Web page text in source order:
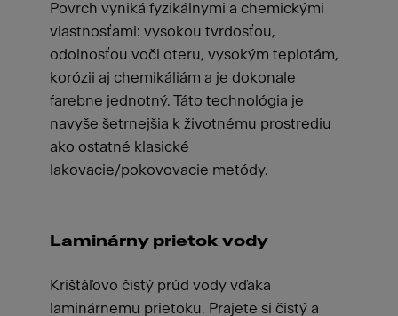
Povrch vyniká fyzikálnymi a chemickými
vlastnosťami: vysokou tvrdosťou,
odolnosťou voči oteru, vysokým teplotám,
korózii aj chemikáliám a je dokonale
farebne jednotný. Táto technológia je
navyše šetrnejšia k životnému prostrediu
ako ostatné klasické
lakovacie/pokovovacie metódy.
Laminárny prietok vody
Krištáľovo čistý prúd vody vďaka
laminárnemu prietoku. Prajete si čistý a